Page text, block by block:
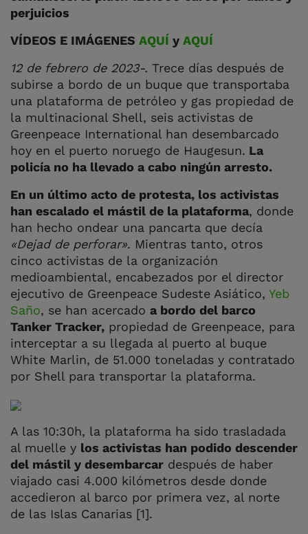
perjuicios
VÍDEOS E IMÁGENES AQUÍ y AQUÍ
12 de febrero de 2023-. Trece días después de
subirse a bordo de un buque que transportaba
una plataforma de petróleo y gas propiedad de
la multinacional Shell, seis activistas de
Greenpeace International han desembarcado
hoy en el puerto noruego de Haugesun. La
policía no ha llevado a cabo ningún arresto.
En un último acto de protesta, los activistas
han escalado el mástil de la plataforma, donde
han hecho ondear una pancarta que decía
«Dejad de perforar». Mientras tanto, otros
cinco activistas de la organización
medioambiental, encabezados por el director
ejecutivo de Greenpeace Sudeste Asiático, Yeb
Saño, se han acercado a bordo del barco
Tanker Tracker, propiedad de Greenpeace, para
interceptar a su llegada al puerto al buque
White Marlin, de 51.000 toneladas y contratado
por Shell para transportar la plataforma.
A las 10:30h, la plataforma ha sido trasladada
al muelle y los activistas han podido descender
del mástil y desembarcar después de haber
viajado casi 4.000 kilómetros desde donde
accedieron al barco por primera vez, al norte
de las Islas Canarias [1].